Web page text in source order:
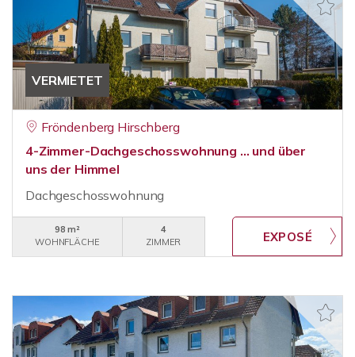
VERMIETET
Fröndenberg Hirschberg
4-Zimmer-Dachgeschosswohnung ... und über
uns der Himmel
Dachgeschosswohnung
98 m²
WOHNFLÄCHE
4
ZIMMER